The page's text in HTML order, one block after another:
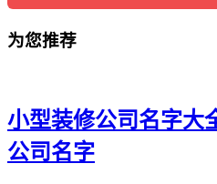
29、泰迪、皓永、腾赵、峰盛
为您推荐
小型装修公司名字大
公司名字